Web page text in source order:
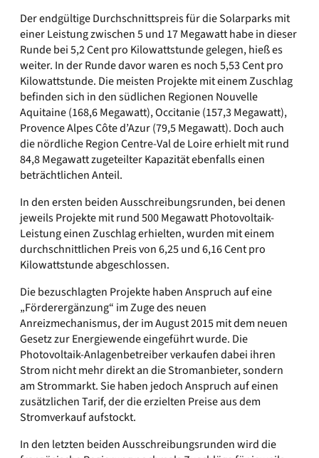
Der endgültige Durchschnittspreis für die Solarparks mit
einer Leistung zwischen 5 und 17 Megawatt habe in dieser
Runde bei 5,2 Cent pro Kilowattstunde gelegen, hieß es
weiter. In der Runde davor waren es noch 5,53 Cent pro
Kilowattstunde. Die meisten Projekte mit einem Zuschlag
befinden sich in den südlichen Regionen Nouvelle
Aquitaine (168,6 Megawatt), Occitanie (157,3 Megawatt),
Provence Alpes Côte d’Azur (79,5 Megawatt). Doch auch
die nördliche Region Centre-Val de Loire erhielt mit rund
84,8 Megawatt zugeteilter Kapazität ebenfalls einen
beträchtlichen Anteil.
In den ersten beiden Ausschreibungsrunden, bei denen
jeweils Projekte mit rund 500 Megawatt Photovoltaik-
Leistung einen Zuschlag erhielten, wurden mit einem
durchschnittlichen Preis von 6,25 und 6,16 Cent pro
Kilowattstunde abgeschlossen.
Die bezuschlagten Projekte haben Anspruch auf eine
„Förderergänzung“ im Zuge des neuen
Anreizmechanismus, der im August 2015 mit dem neuen
Gesetz zur Energiewende eingeführt wurde. Die
Photovoltaik-Anlagenbetreiber verkaufen dabei ihren
Strom nicht mehr direkt an die Stromanbieter, sondern
am Strommarkt. Sie haben jedoch Anspruch auf einen
zusätzlichen Tarif, der die erzielten Preise aus dem
Stromverkauf aufstockt.
In den letzten beiden Ausschreibungsrunden wird die